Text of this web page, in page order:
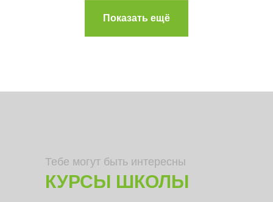
Показать ещё
Тебе могут быть интересны
КУРСЫ ШКОЛЫ